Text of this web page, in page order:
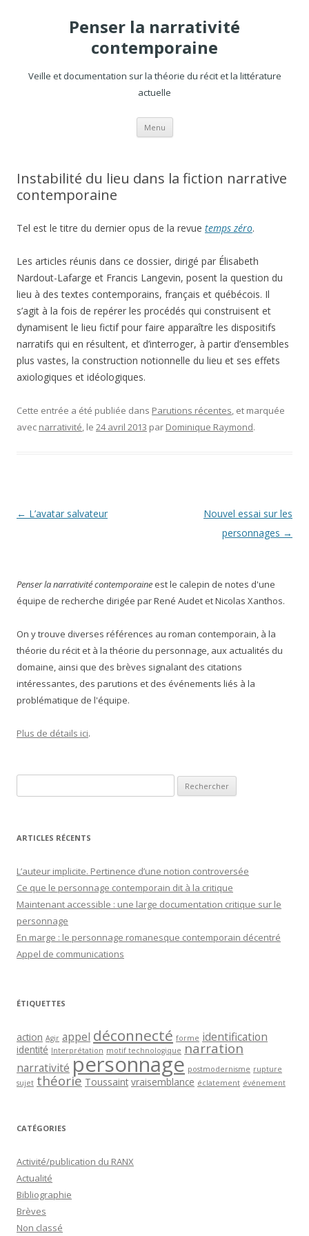
Penser la narrativité
contemporaine
Veille et documentation sur la théorie du récit et la littérature
actuelle
Menu Aller
contenu
Instabilité du lieu dans la fiction narrative
contemporaine
Tel est le titre du dernier opus de la revue temps zéro.
Les articles réunis dans ce dossier, dirigé par Élisabeth
Nardout-Lafarge et Francis Langevin, posent la question du
lieu à des textes contemporains, français et québécois. Il
s’agit à la fois de repérer les procédés qui construisent et
dynamisent le lieu fictif pour faire apparaître les dispositifs
narratifs qui en résultent, et d’interroger, à partir d’ensembles
plus vastes, la construction notionnelle du lieu et ses effets
axiologiques et idéologiques.
Cette entrée a été publiée dans Parutions récentes, et marquée
avec narrativité, le 24 avril 2013 par Dominique Raymond.
Navigation
← L’avatar salvateur
Nouvel essai sur les
personnages →
Penser la narrativité contemporaine est le calepin de notes d'une
équipe de recherche dirigée par René Audet et Nicolas Xanthos.
On y trouve diverses références au roman contemporain, à la
théorie du récit et à la théorie du personnage, aux actualités du
domaine, ainsi que des brèves signalant des citations
intéressantes, des parutions et des événements liés à la
problématique de l'équipe.
Plus de détails ici.
ARTICLES RÉCENTS
L’auteur implicite. Pertinence d’une notion controversée
Ce que le personnage contemporain dit à la critique
Maintenant accessible : une large documentation critique sur le
personnage
En marge : le personnage romanesque contemporain décentré
Appel de communications
ÉTIQUETTES
action Agir appel déconnecté forme identification
identité Interprétation motif technologique narration
narrativité personnage postmodernisme rupture
sujet théorie Toussaint vraisemblance éclatement événement
CATÉGORIES
Activité/publication du RANX
Actualité
Bibliographie
Brèves
Non classé